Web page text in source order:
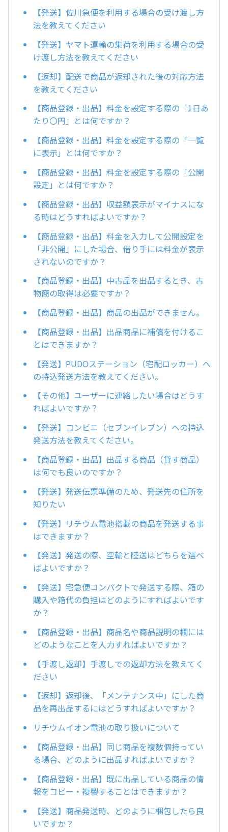
【発送】佐川急便を利用する場合の受け渡し方
法を教えてください
【発送】ヤマト運輸の集荷を利用する場合の受
け渡し方法を教えてください
【返却】配送で商品が返却された後の対応方法
を教えてください
【商品登録・出品】料金を設定する際の「1日あ
たり〇円」とは何ですか？
【商品登録・出品】料金を設定する際の「一覧
に表示」とは何ですか？
【商品登録・出品】料金を設定する際の「公開
設定」とは何ですか？
【商品登録・出品】収益額表示がマイナスにな
る時はどうすればよいですか？
【商品登録・出品】料金を入力して公開設定を
「非公開」にした場合、借り手には料金が表示
されないのですか？
【商品登録・出品】中古品を出品するとき、古
物商の取得は必要ですか？
【商品登録・出品】商品の出品ができません。
【商品登録・出品】出品商品に補償を付けるこ
とはできますか？
【発送】PUDOステーション（宅配ロッカー）へ
の持込発送方法を教えてください。
【その他】ユーザーに連絡したい場合はどうす
ればよいですか？
【発送】コンビニ（セブンイレブン）への持込
発送方法を教えてください。
【商品登録・出品】出品する商品（貸す商品）
は何でも良いのですか？
【発送】発送伝票準備のため、発送先の住所を
知りたい
【発送】リチウム電池搭載の商品を発送する事
はできますか？
【発送】発送の際、空輸と陸送はどちらを選べ
ばよいですか？
【発送】宅急便コンパクトで発送する際、箱の
購入や箱代の負担はどのようにすればよいです
か？
【商品登録・出品】商品名や商品説明の欄には
どのようなことを入力すればよいですか？
【手渡し返却】手渡しでの返却方法を教えてく
ださい
【返却】返却後、「メンテナンス中」にした商
品を再出品するにはどうすればよいですか？
リチウムイオン電池の取り扱いについて
【商品登録・出品】同じ商品を複数個持ってい
る場合、どのように出品すればよいですか？
【商品登録・出品】既に出品している商品の情
報をコピー・複製することはできますか？
【発送】商品発送時、どのように梱包したら良
いですか？